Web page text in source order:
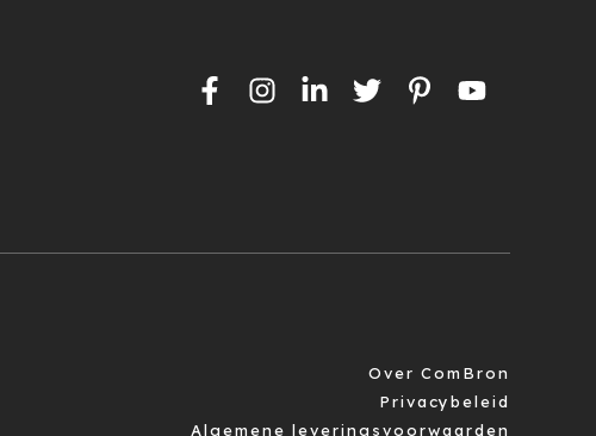
Over ComBron
Privacybeleid
Algemene leveringsvoorwaarden